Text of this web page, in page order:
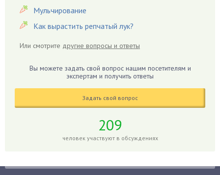
Герань
Гиацинт
Гиппеаструм
Годжи
Голубика
Мульчирование
Как вырастить репчатый лук?
Или смотрите другие вопросы и ответы
Вы можете задать свой вопрос нашим посетителям и
экспертам и получить ответы
Задать свой вопрос
209
человек участвуют в обсуждениях